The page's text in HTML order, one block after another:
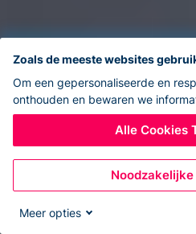
Zoals de meeste websites
Om een gepersonaliseerde en
onthouden en bewaren we
Alle Cookies
Meer opties